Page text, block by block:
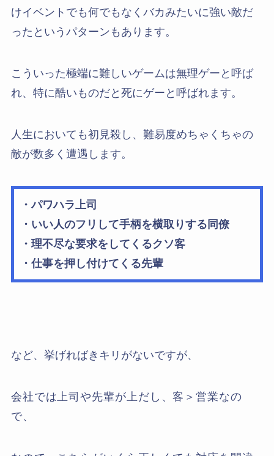
けイベントでも何でもなくバカみたいに強い敵だ
ったというパターンもあります。
こういった極端に難しいゲームは無理ゲーと呼ば
れ、特に酷いものだと死にゲーと呼ばれます。
人生においても初見殺し、難易度めちゃくちゃの
敵が数多く遭遇します。
・パワハラ上司
・いい人のフリして手柄を横取りする同僚
・理不尽な要求をしてくるクソ客
・仕事を押し付けてくる先輩
など、挙げればきキリがないですが、
会社では上司や先輩が上だし、客＞営業なの
で、